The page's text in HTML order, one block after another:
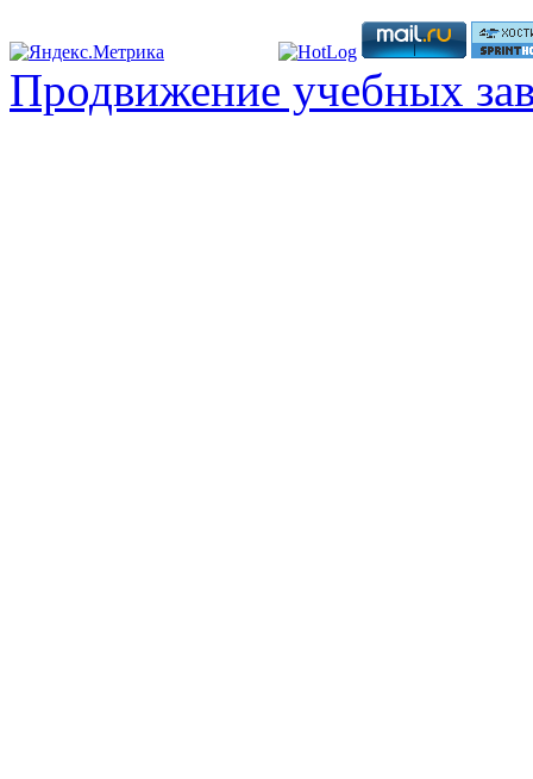
Продвижение учебных